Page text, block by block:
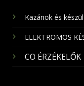
Kazánok és
ELEKTROMOS
CO ÉRZÉKELŐK